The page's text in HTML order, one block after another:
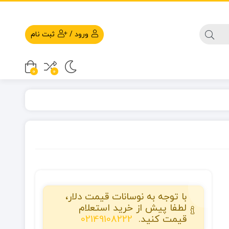
ورود / ثبت نام
0
0
با توجه به نوسانات قیمت دلار،
لطفا پیش از خرید استعلام
قیمت کنید. 02149108222